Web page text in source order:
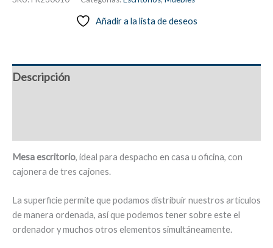
compartimentos,
-
Alarba
Añadir a la lista de deseos
Descripción
Mesa escritorio, ideal para despacho en casa u oficina, con
cajonera de tres cajones.
La superficie permite que podamos distribuir nuestros artículos
de manera ordenada, así que podemos tener sobre este el
ordenador y muchos otros elementos simultáneamente.